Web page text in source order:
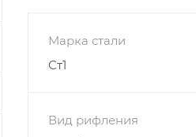
Марка стали
Ст1
Вид рифления